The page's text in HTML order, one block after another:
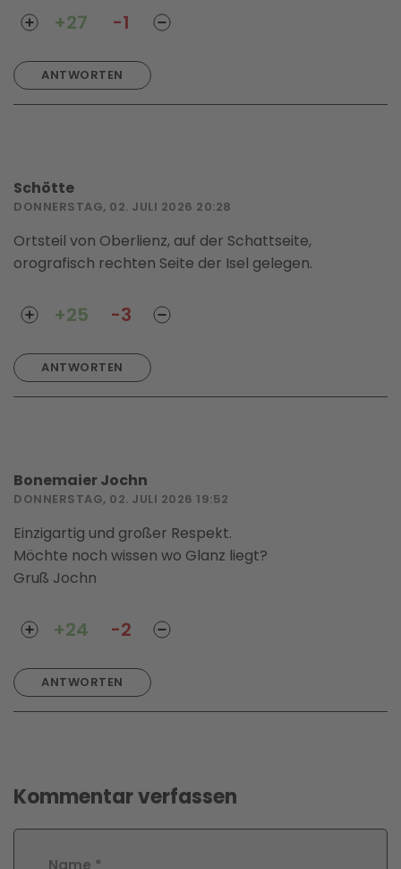
ANTWORTEN
+27 -1
Schötte
DONNERSTAG, 02. JULI 2026 20:28
Ortsteil von Oberlienz, auf der Schattseite,
orografisch rechten Seite der Isel gelegen.
ANTWORTEN
+25 -3
Bonemaier Jochn
DONNERSTAG, 02. JULI 2026 19:52
Einzigartig und großer Respekt.
Möchte noch wissen wo Glanz liegt?
Gruß Jochn
ANTWORTEN
+24 -2
Kommentar verfassen
Name *